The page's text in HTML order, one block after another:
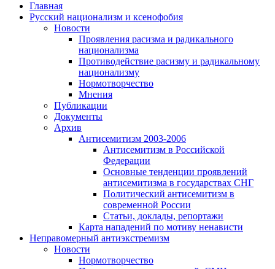
Главная
Русский национализм и ксенофобия
Новости
Проявления расизма и радикального
национализма
Противодействие расизму и радикальному
национализму
Нормотворчество
Мнения
Публикации
Документы
Архив
Антисемитизм 2003-2006
Антисемитизм в Российской
Федерации
Основные тенденции проявлений
антисемитизма в государствах СНГ
Политический антисемитизм в
современной России
Статьи, доклады, репортажи
Карта нападений по мотиву ненависти
Неправомерный антиэкстремизм
Новости
Нормотворчество